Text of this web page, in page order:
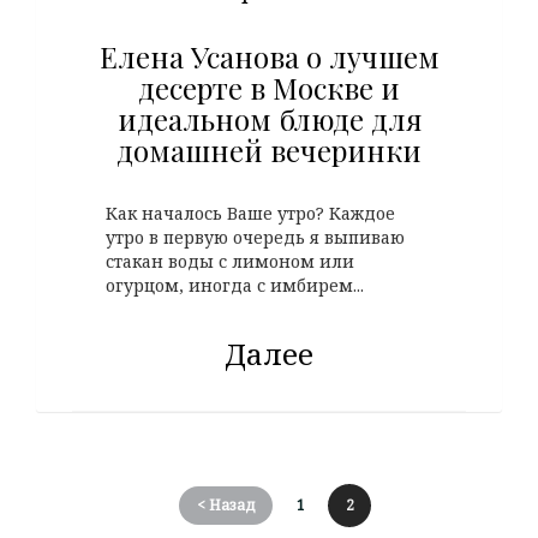
Елена Усанова о лучшем
десерте в Москве и
идеальном блюде для
домашней вечеринки
Как началось Ваше утро? Каждое
утро в первую очередь я выпиваю
стакан воды с лимоном или
огурцом, иногда с имбирем...
Далее
< Назад 1 2